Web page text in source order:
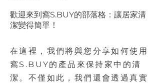
歡迎來到窩S.BUY的部落格：讓居家清
潔變得簡單！
在這裡，我們將與您分享如何使用
窩S.BUY的產品來保持家中的清
潔。不僅如此，我們還會透過真實